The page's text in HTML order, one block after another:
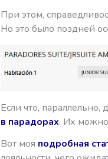
При этом,
Но это было поздней
Если что,
в парадорах. Их
Вот моя подробная